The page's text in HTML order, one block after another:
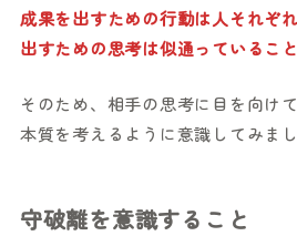
成果を出すための行動は人それぞ
出すための思考は似通っているこ
そのため、相手の思考に目を向け
本質を考えるように意識してみま
守破離を意識すること